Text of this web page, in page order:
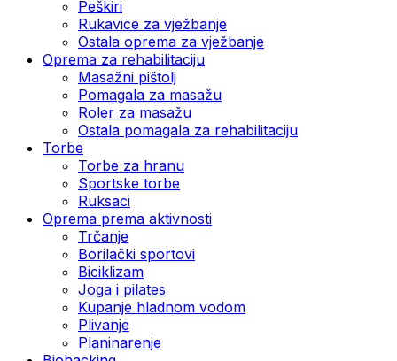
Peškiri
Rukavice za vježbanje
Ostala oprema za vježbanje
Oprema za rehabilitaciju
Masažni pištolj
Pomagala za masažu
Roler za masažu
Ostala pomagala za rehabilitaciju
Torbe
Torbe za hranu
Sportske torbe
Ruksaci
Oprema prema aktivnosti
Trčanje
Borilački sportovi
Biciklizam
Joga i pilates
Kupanje hladnom vodom
Plivanje
Planinarenje